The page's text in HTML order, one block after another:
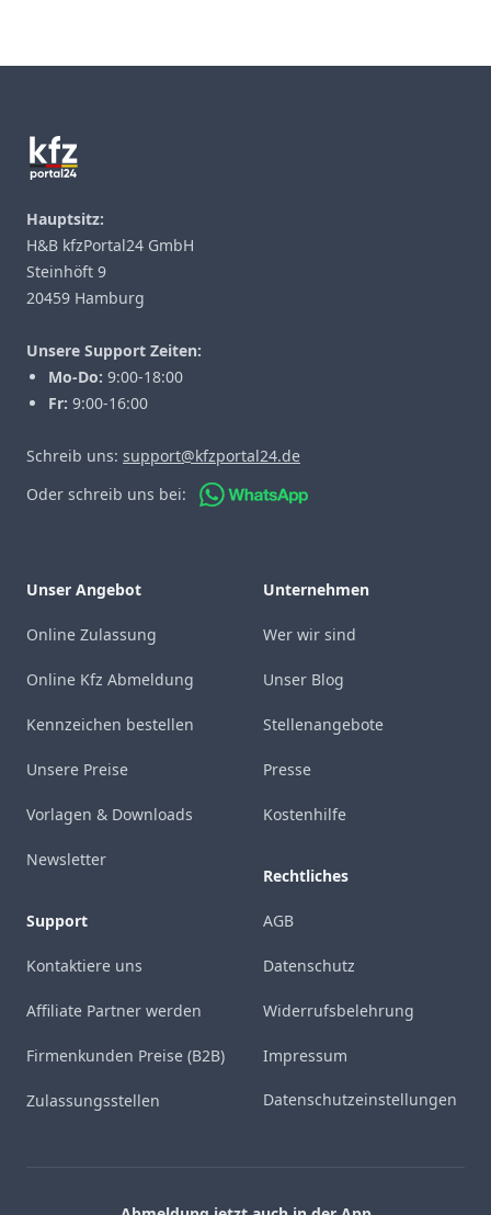
Hauptsitz:
H&B kfzPortal24 GmbH
Steinhöft 9
20459 Hamburg
Unsere Support Zeiten:
Mo-Do: 9:00-18:00
Fr: 9:00-16:00
Schreib uns: support@kfzportal24.de
Oder schreib uns bei:
Unser Angebot
Online Zulassung
Online Kfz Abmeldung
Kennzeichen bestellen
Unsere Preise
Vorlagen & Downloads
Newsletter
Support
Kontaktiere uns
Affiliate Partner werden
Firmenkunden Preise (B2B)
Zulassungsstellen
Unternehmen
Wer wir sind
Unser Blog
Stellenangebote
Presse
Kostenhilfe
Rechtliches
AGB
Datenschutz
Widerrufsbelehrung
Impressum
Datenschutzeinstellungen